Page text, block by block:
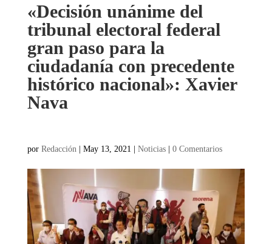
«Decisión unánime del
tribunal electoral federal
gran paso para la
ciudadanía con precedente
histórico nacional»: Xavier
Nava
por Redacción | May 13, 2021 | Noticias| 0 Comentarios